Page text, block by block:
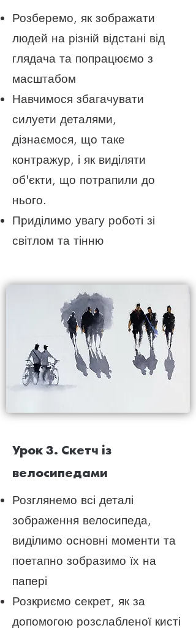
Розберемо, як зображати
людей на різній відстані від
глядача та попрацюємо з
масштабом
Навчимося збагачувати
силуети деталями,
дізнаємося, що таке
контражур, і як виділяти
об'єкти, що потрапили до
нього.
Приділимо увагу роботі зі
світлом та тінню
Урок 3. Скетч із
велосипедами
Розглянемо всі деталі
зображення велосипеда,
виділимо основні моменти та
поетапно зобразимо їх на
папері
Розкриємо секрет, як за
допомогою розслабленої кисті